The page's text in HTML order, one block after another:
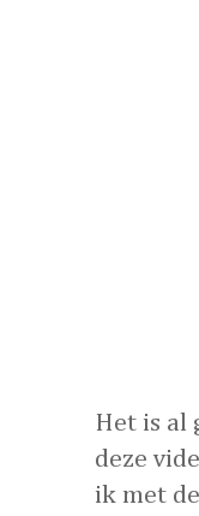
Het is al
deze
ik met